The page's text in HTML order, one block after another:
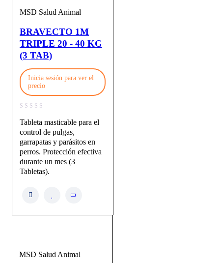
MSD Salud Animal
BRAVECTO 1M
TRIPLE 20 - 40 KG
(3 TAB)
Inicia sesión para ver el
precio
Tableta masticable para el
control de pulgas,
garrapatas y parásitos en
perros. Protección efectiva
durante un mes (3
Tabletas).
MSD Salud Animal